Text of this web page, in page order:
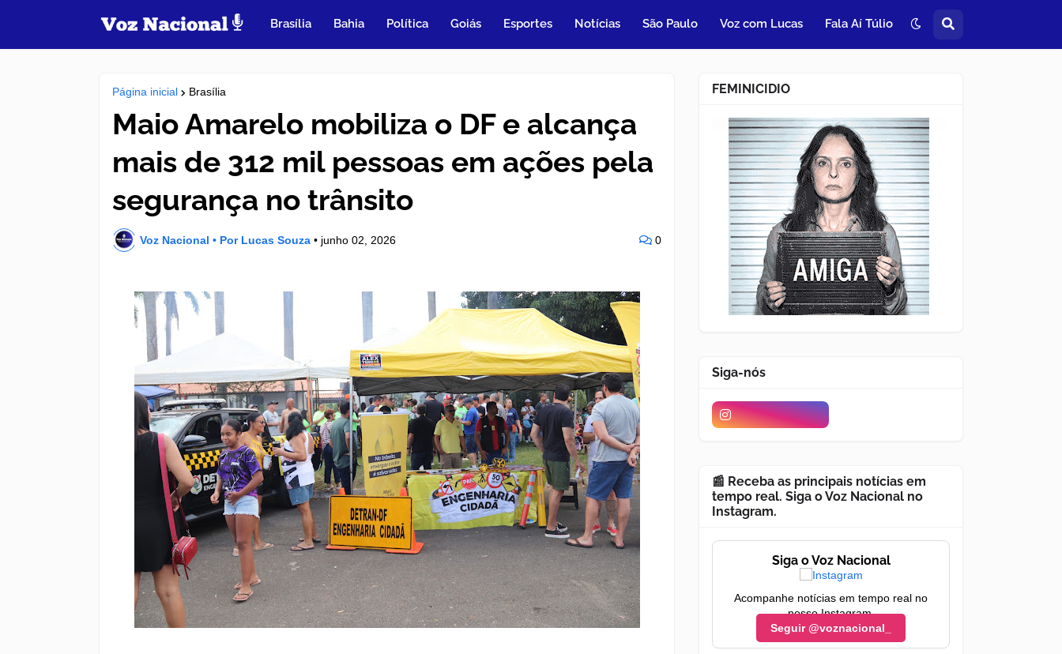
Brasília Bahia Política Goiás Esportes Notícias São Paulo Voz com Lucas Fala Aí Túlio
Página inicial Brasília
Maio Amarelo mobiliza o DF e alcança
mais de 312 mil pessoas em ações pela
segurança no trânsito
Voz Nacional • Por Lucas Souza • junho 02, 2026 0
FEMINICIDIO
Siga-nós
📰 Receba as principais notícias em
tempo real. Siga o Voz Nacional no
Instagram.
Siga o Voz Nacional
Acompanhe notícias em tempo real no
nosso Instagram.
Seguir @voznacional_